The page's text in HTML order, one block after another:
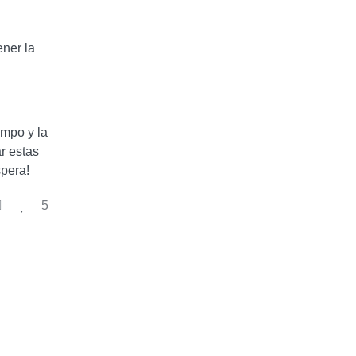
la
y la
estas
5